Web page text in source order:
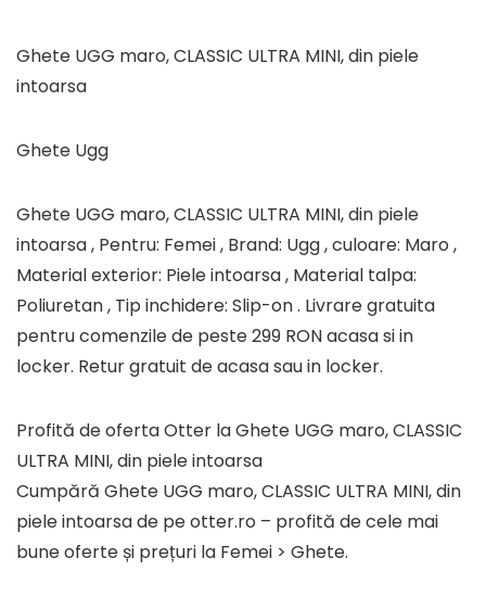
Ghete UGG maro, CLASSIC ULTRA MINI, din piele
intoarsa
Ghete Ugg
Ghete UGG maro, CLASSIC ULTRA MINI, din piele
intoarsa , Pentru: Femei , Brand: Ugg , culoare: Maro ,
Material exterior: Piele intoarsa , Material talpa:
Poliuretan , Tip inchidere: Slip-on . Livrare gratuita
pentru comenzile de peste 299 RON acasa si in
locker. Retur gratuit de acasa sau in locker.
Profită de oferta Otter la Ghete UGG maro, CLASSIC
ULTRA MINI, din piele intoarsa
Cumpără Ghete UGG maro, CLASSIC ULTRA MINI, din
piele intoarsa de pe otter.ro – profită de cele mai
bune oferte și prețuri la Femei > Ghete.